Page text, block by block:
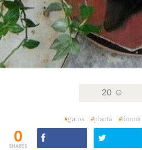
20 ☺
#gatos #planta #dormir
0
SHARES